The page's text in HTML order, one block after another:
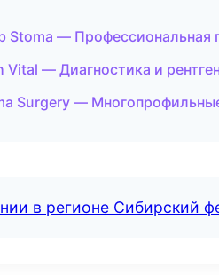
Stoma — Профессиональная
Vital — Диагностика и
Surgery —
в регионе Сибирский